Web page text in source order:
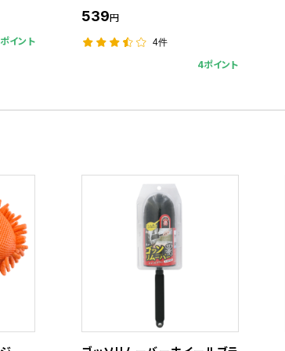
イント
539円
4件
4ポイント